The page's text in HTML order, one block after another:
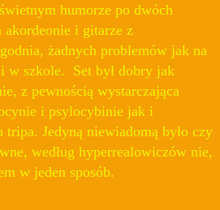
humorze po dwóch
akordeonie i gitarze z
żadnych problemów jak na
w szkole. Set był dobry jak
z pewnością wystarczająca
i psylocybinie jak i
Jedyną niewiadomą było czy
według hyperrealowiczów nie,
w jeden sposób.